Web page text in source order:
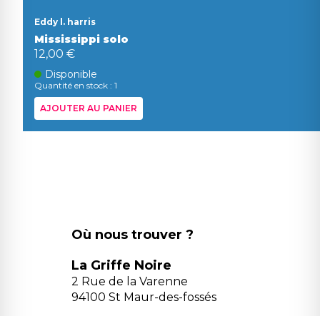
Eddy l. harris
Mississippi solo
12,00 €
Disponible
Quantité en stock : 1
AJOUTER AU PANIER
Où nous trouver ?
La Griffe Noire
2 Rue de la Varenne
94100 St Maur-des-fossés